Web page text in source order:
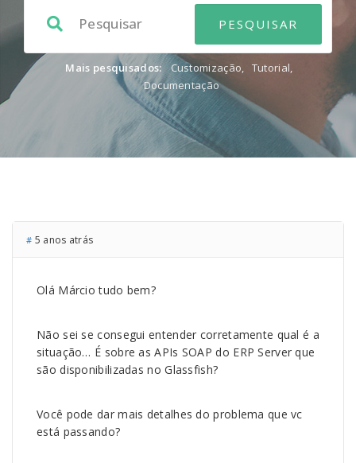
Mais pesquisados: Customização, Tutorial,
Documentação
# 5 anos atrás
Olá Márcio tudo bem?
Não sei se consegui entender corretamente qual é a
situação… É sobre as APIs SOAP do ERP Server que
são disponibilizadas no Glassfish?
Você pode dar mais detalhes do problema que vc
está passando?